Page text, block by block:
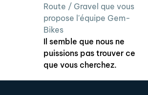
Route / Gravel que vous
propose l'équipe Gem-
Bikes
Il semble que nous ne
puissions pas trouver ce
que vous cherchez.